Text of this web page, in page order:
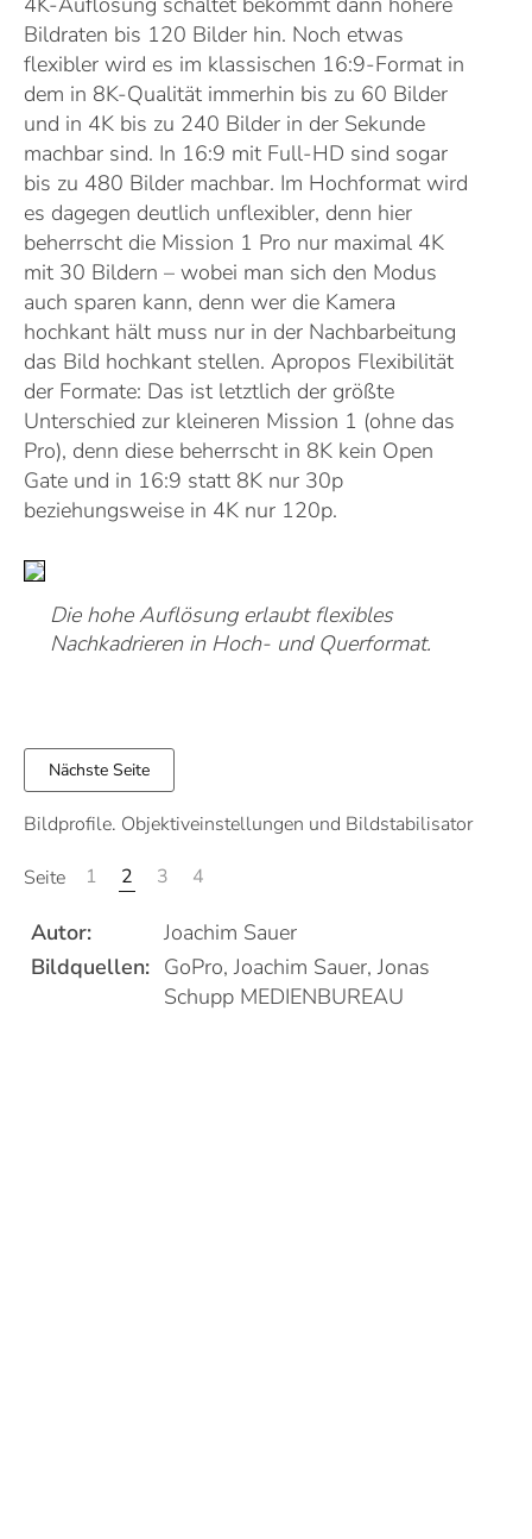
Bildraten bis 120 Bilder hin. Noch etwas
flexibler wird es im klassischen 16:9-Format in
dem in 8K-Qualität immerhin bis zu 60 Bilder
und in 4K bis zu 240 Bilder in der Sekunde
machbar sind. In 16:9 mit Full-HD sind sogar
bis zu 480 Bilder machbar. Im Hochformat wird
es dagegen deutlich unflexibler, denn hier
beherrscht die Mission 1 Pro nur maximal 4K
mit 30 Bildern – wobei man sich den Modus
auch sparen kann, denn wer die Kamera
hochkant hält muss nur in der Nachbarbeitung
das Bild hochkant stellen. Apropos Flexibilität
der Formate: Das ist letztlich der größte
Unterschied zur kleineren Mission 1 (ohne das
Pro), denn diese beherrscht in 8K kein Open
Gate und in 16:9 statt 8K nur 30p
beziehungsweise in 4K nur 120p.
Die hohe Auflösung erlaubt flexibles
Nachkadrieren in Hoch- und Querformat.
Nächste Seite
Bildprofile. Objektiveinstellungen und Bildstabilisator
Seite 1 2 3 4
Autor:
Joachim Sauer
Bildquellen: GoPro, Joachim Sauer, Jonas
Schupp MEDIENBUREAU